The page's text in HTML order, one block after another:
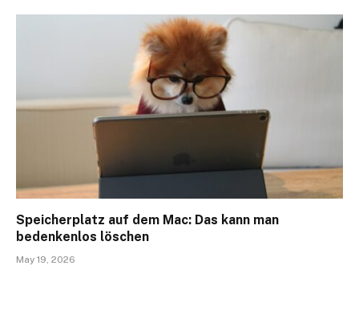
Speicherplatz auf dem Mac: Das kann man
bedenkenlos löschen
May 19, 2026